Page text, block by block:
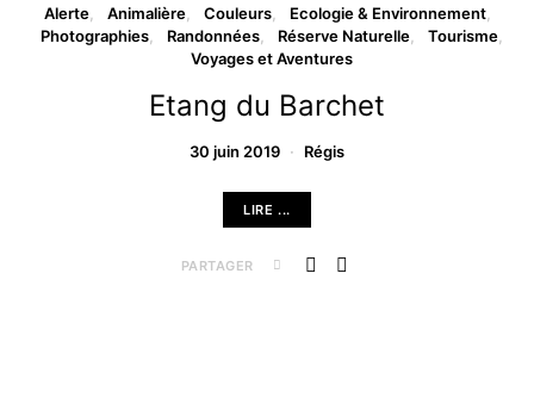
Alerte Animalière Couleurs
Ecologie & Environnement
Photographies
Randonnées Réserve Naturelle
Tourisme
Voyages et Aventures
Etang du Barchet
30 juin 2019 Régis
LIRE ...
PARTAGER